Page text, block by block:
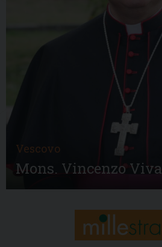
Vescovo
Mons. Vincenzo Viva